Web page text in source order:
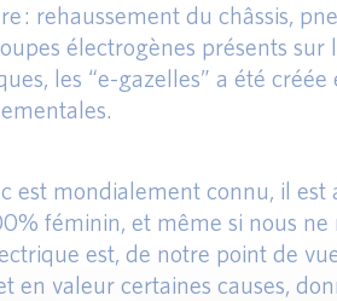
: rehaussement du châssis,
électrogènes présents sur
les “e-gazelles” a été
mondialement connu, il est
féminin, et même si nous
est, de notre point de
en valeur certaines causes,